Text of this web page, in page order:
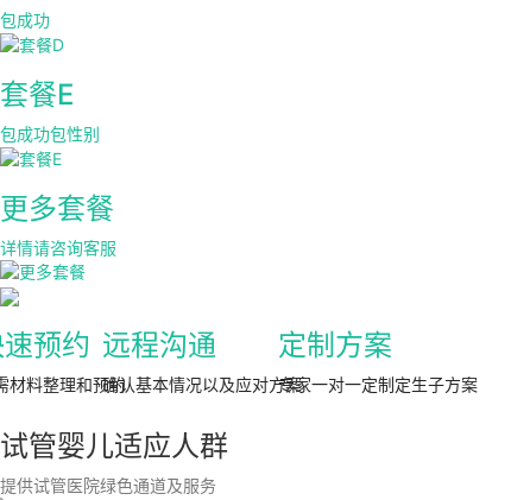
包成功
套餐E
包成功包性别
更多套餐
详情请咨询客服
预约
材料整理和预约
远程沟通
确认基本情况以及应对方案
定制方案
专家一对一定制定生子方案
试管婴儿适应人群
提供试管医院绿色通道及服务